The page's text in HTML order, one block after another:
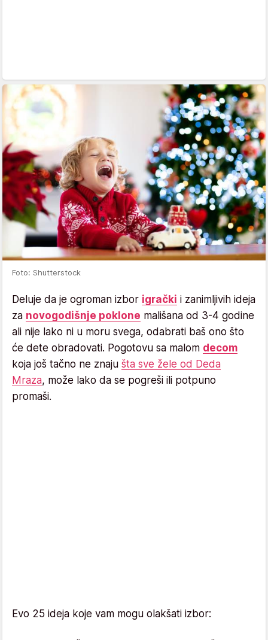
Foto: Shutterstock
Deluje da je ogroman izbor igrački i zanimljivih ideja
za novogodišnje poklone mališana od 3-4 godine
ali nije lako ni u moru svega, odabrati baš ono što
će dete obradovati. Pogotovu sa malom decom
koja još tačno ne znaju šta sve žele od Deda
Mraza, može lako da se pogreši ili potpuno
promaši.
Evo 25 ideja koje vam mogu olakšati izbor: